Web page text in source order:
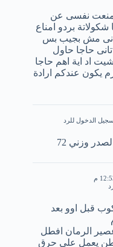
منعت نفسى عن
شكولاتة بردو امناع
مش بجيب بس
حاجا حاول
اد اية اهم حاجا
يكون عندكم ارادة
الدخول للرد
وزني 72
قبل اوو بعد
الرمان افطل
يعمل على حرق